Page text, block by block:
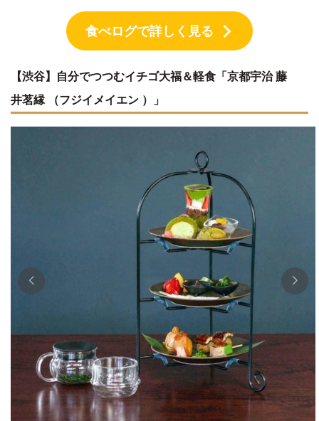
食べログで詳しく見る
【渋谷】自分でつつむイチゴ大福＆軽食「京都宇治 藤
井茗縁 （フジイメイエン ）」